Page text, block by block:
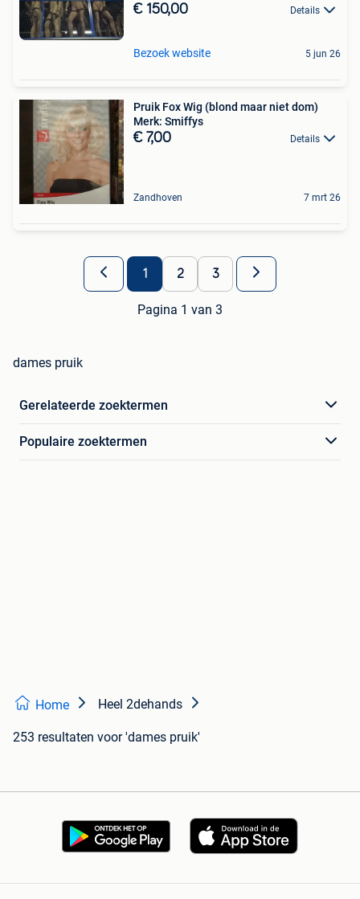
€ 150,00 Details
Bezoek website 5 jun 26
Pruik Fox Wig (blond maar niet dom)
Merk: Smiffys
€ 7,00 Details
Zandhoven 7 mrt 26
1 2 3
Pagina 1 van 3
dames pruik
Gerelateerde zoektermen
Populaire zoektermen
Home Heel 2dehands
253 resultaten voor 'dames pruik'